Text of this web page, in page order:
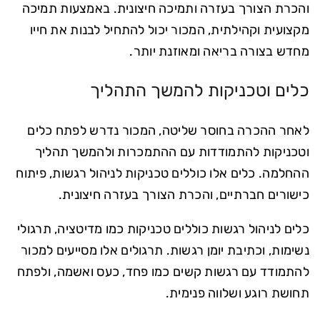
והכרת הצורך בעזרה ותמיכה חיצונית. באמצעות תמיכה
מקצועית וקהילתית, המכור יכול להתחיל לבנות את חייו
מחדש בצורה בריאה ומאוזנת יותר.
כלים וטכניקות להמשך התהליך
לאחר ההכרה בחוסר שליטה, המכור נדרש לפתח כלים
וטכניקות להתמודדות עם ההתמכרות ולהמשך תהליך
ההחלמה. כלים אלו כוללים טכניקות לניהול רגשות, פיתוח
כישורים חברתיים, והכרת הצורך בעזרה חיצונית.
כלים לניהול רגשות כוללים טכניקות כמו מדיטציה, תרגולי
נשימות, וכתיבת יומן רגשות. תרגולים אלו מסייעים למכור
להתמודד עם רגשות קשים כמו פחד, כעס ואשמה, ולפתח
תחושת רוגע ושלווה פנימית.